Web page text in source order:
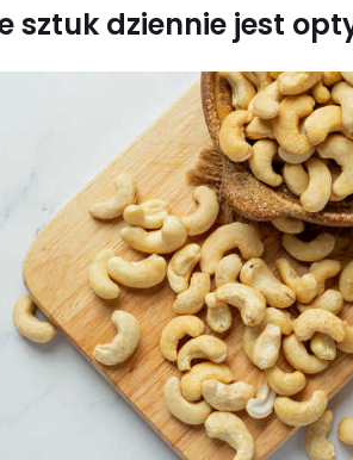
sztuk dziennie jest